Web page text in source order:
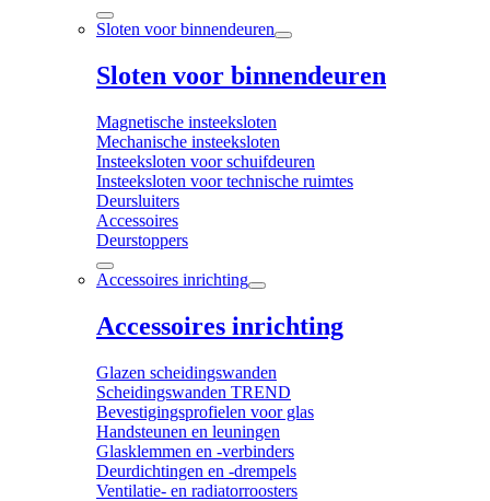
Sloten voor binnendeuren
Sloten voor binnendeuren
Magnetische insteeksloten
Mechanische insteeksloten
Insteeksloten voor schuifdeuren
Insteeksloten voor technische ruimtes
Deursluiters
Accessoires
Deurstoppers
Accessoires inrichting
Accessoires inrichting
Glazen scheidingswanden
Scheidingswanden TREND
Bevestigingsprofielen voor glas
Handsteunen en leuningen
Glasklemmen en -verbinders
Deurdichtingen en -drempels
Ventilatie- en radiatorroosters